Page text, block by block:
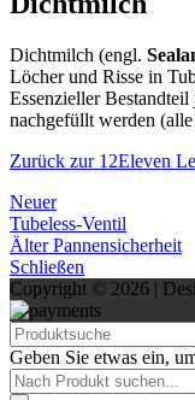
Dichtmilch (engl.
Löcher und Risse in
Essenzieller Bestandteil
nachgefüllt werden
Zurück zur 12Eleven
Neuer
Tubeless-Ventil
Älter Pannensicherheit
Schließen
Copyright © 2026 |
Geben Sie etwas ein,
Products